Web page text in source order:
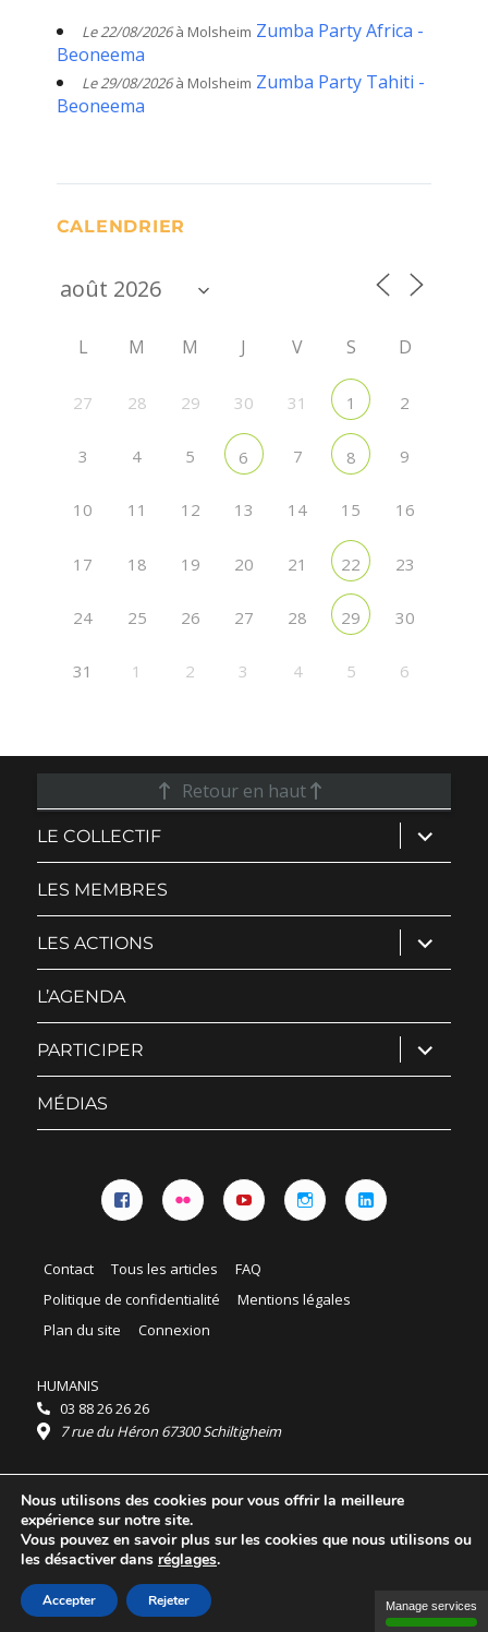
Le 22/08/2026à Molsheim Zumba Party Africa -
Beoneema
Le 29/08/2026à Molsheim Zumba Party Tahiti -
Beoneema
CALENDRIER
L M M J V S D
27 28 29 30 31 1 2
3 4 5 6 7 8 9
10 11 12 13 14 15 16
17 18 19 20 21 22 23
24 25 26 27 28 29 30
31 1 2 3 4 5 6
Retour en haut
LE COLLECTIF ouvrir
le
sous-
LES MEMBRES
LES ACTIONS ouvrir
le
sous-
L’AGENDA
PARTICIPER ouvrir
le
sous-
MÉDIAS
Contact Tous les articles
FAQ
Politique de confidentialité
Mentions légales
Plan du site
Connexion
HUMANIS
03 88 26 26 26
7 rue du Héron 67300 Schiltigheim
Horaires :
HUMANIS : du lundi au vendredi 9h - 18h
Ordidocaz : du lundi au vendredi 8h - 19h
© 2025 HUMANIS, tous droits réservés.
Licence Creative Commons Attribution 4.0
International
Nous utilisons des cookies pour vous offrir la meilleure
expérience sur notre site.
Vous pouvez en savoir plus sur les cookies que nous utilisons ou
les désactiver dans réglages.
Accepter Rejeter Manage services